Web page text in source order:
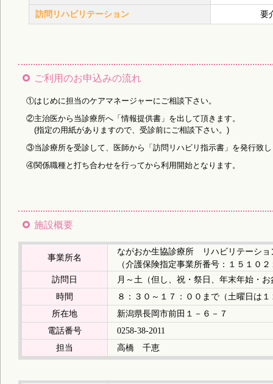
訪問リハビリテーション
要
ご利用のお申込みの流れ
①はじめに担当のケアマネージャーにご相談下さい。
②主治医から当診療所へ「情報提供書」を出して頂きます。
(指定の用紙がありますので、受診前にご相談下さい。)
③当診療所を受診して、医師から「訪問リハビリ指示書」を発行致
④関係職種と打ち合わせを行ってから利用開始となります。
施設概要
事業所名
ながおか生協診療所 リハビリテーショ
（介護保険指定事業所番号：１５１０
訪問日
月～土（但し、祝・祭日、年末年始・
時間
８：３０～１７：００まで（土曜日は
所在地
新潟県長岡市前田１－６－７
電話番号
0258-38-2011
担当
高橋 千恵